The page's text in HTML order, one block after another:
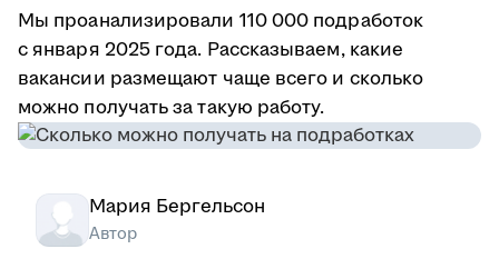
Мы проанализировали 110 000 подработок
с января 2025 года. Рассказываем, какие
вакансии размещают чаще всего и сколько
можно получать за такую работу.
Мария Бергельсон
Автор